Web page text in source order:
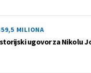
MILIONA
ugovor za Nikolu